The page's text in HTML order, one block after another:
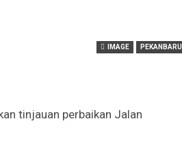
IMAGE PEKANBARU
tinjauan perbaikan Jalan